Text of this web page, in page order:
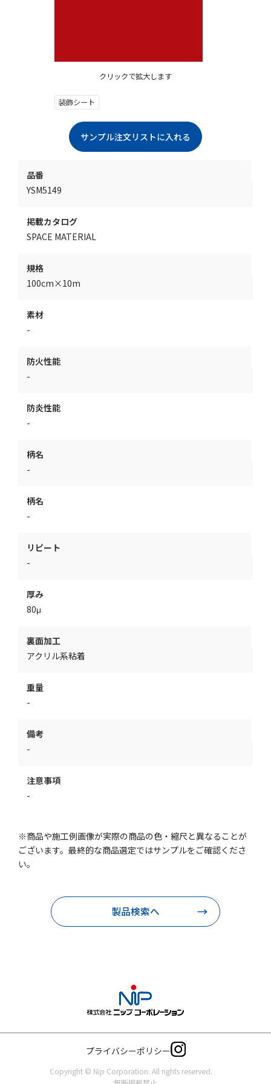
クリックで拡大します
装飾シート
品番
YSM5149
掲載カタログ
SPACE MATERIAL
規格
100cm×10m
素材
-
防火性能
-
防炎性能
-
柄名
-
柄名
-
リピート
-
厚み
80μ
裏面加工
アクリル系粘着
重量
-
備考
-
注意事項
-
※商品や施工例画像が実際の商品の色・縮尺と異なることが
ございます。最終的な商品選定ではサンプルをご確認くださ
い。
製品検索へ
プライバシーポリシー
Copyright © Nip Corporation. All rights reserved.